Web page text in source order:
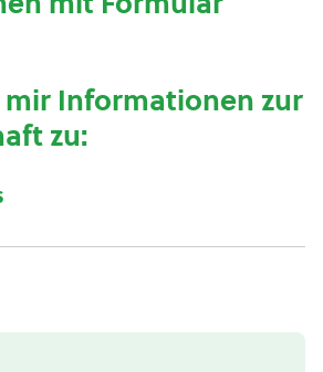
mir Informationen zur
zu: